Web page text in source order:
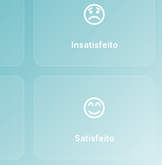
😞
Insatisfeito
😊
Satisfeito